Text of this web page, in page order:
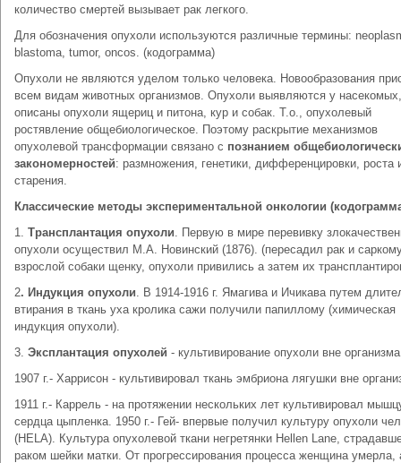
количество смертей вызывает рак легкого.
Для обозначения опухоли используются различные термины:
blastoma, tumor, oncos. (кодограмма)
Опухоли не являются уделом только человека. Новообразования
всем видам животных организмов. Опухоли выявляются у насекомых,
описаны опухоли ящериц и питона, кур и собак. Т.о., опухолевый
ростявление общебиологическое. Поэтому раскрытие механизмов
опухолевой трансформации связано с познанием
закономерностей: размножения, генетики, дифференцировки, роста
старения.
Классические методы экспериментальной онкологии
1. Трансплантация опухоли. Первую в мире перевивку
опухоли осуществил М.А. Новинский (1876). (пересадил рак и
взрослой собаки щенку, опухоли привились а затем их
2. Индукция опухоли. В 1914-1916 г. Ямагива и Ичикава путем
втирания в ткань уха кролика сажи получили папиллому (химическая
индукция опухоли).
3. Эксплантация опухолей - культивирование опухоли вне
1907 г.- Харрисон - культивировал ткань эмбриона лягушки вне
1911 г.- Каррель - на протяжении нескольких лет культивировал
сердца цыпленка. 1950 г.- Гей- впервые получил культуру опухоли
(HELA). Культура опухолевой ткани негретянки Hellen Lane,
раком шейки матки. От прогрессирования процесса женщина умерла,